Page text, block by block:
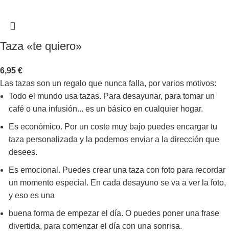
Taza «te quiero»
6,95 €
Las tazas son un regalo que nunca falla, por varios motivos:
Todo el mundo usa tazas. Para desayunar, para tomar un
café o una infusión... es un básico en cualquier hogar.
Es económico. Por un coste muy bajo puedes encargar tu
taza personalizada y la podemos enviar a la dirección que
desees.
Es emocional. Puedes crear una taza con foto para recordar
un momento especial. En cada desayuno se va a ver la foto,
y eso es una
buena forma de empezar el día. O puedes poner una frase
divertida, para comenzar el día con una sonrisa.